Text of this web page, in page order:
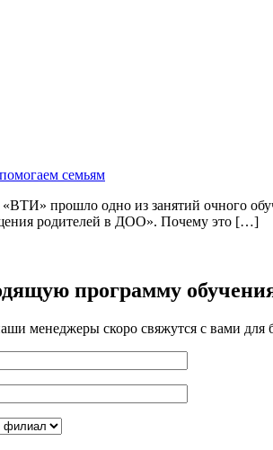
семьям
прошло одно из занятий очного
родителей в ДОО». Почему это […]
программу
менеджеры скоро свяжутся с вами